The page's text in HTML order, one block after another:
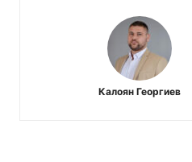
Калоян Георгиев